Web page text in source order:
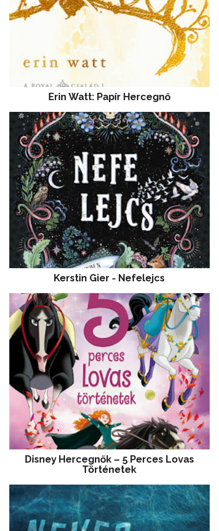
Erin Watt: Papír Hercegnő
Kerstin Gier - Nefelejcs
Disney ​Hercegnők – 5 Perces Lovas
Történetek